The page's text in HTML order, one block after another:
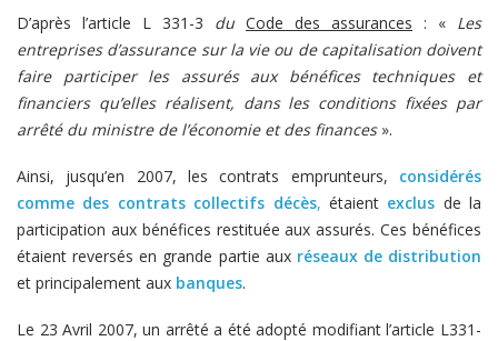
D’après l’article L 331-3 du Code des assurances : « Les
entreprises d’assurance sur la vie ou de capitalisation doivent
faire participer les assurés aux bénéfices techniques et
financiers qu’elles réalisent, dans les conditions fixées par
arrêté du ministre de l’économie et des finances ».
Ainsi, jusqu’en 2007, les contrats emprunteurs, considérés
comme des contrats collectifs décès, étaient exclus de la
participation aux bénéfices restituée aux assurés. Ces bénéfices
étaient reversés en grande partie aux réseaux de distribution
et principalement aux banques.
Le 23 Avril 2007, un arrêté a été adopté modifiant l’article L331-